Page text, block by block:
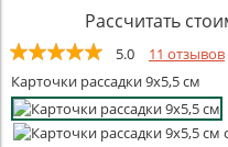
Рассчитать
5.0
11 отзывов
Карточки рассадки 9х5,5 см